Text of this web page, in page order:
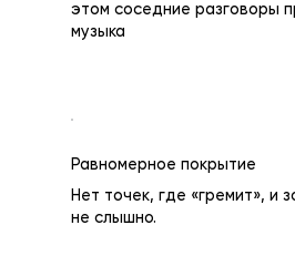
этом соседние разговоры
музыка
Равномерное покрытие
Нет точек, где «гремит», и
не слышно.